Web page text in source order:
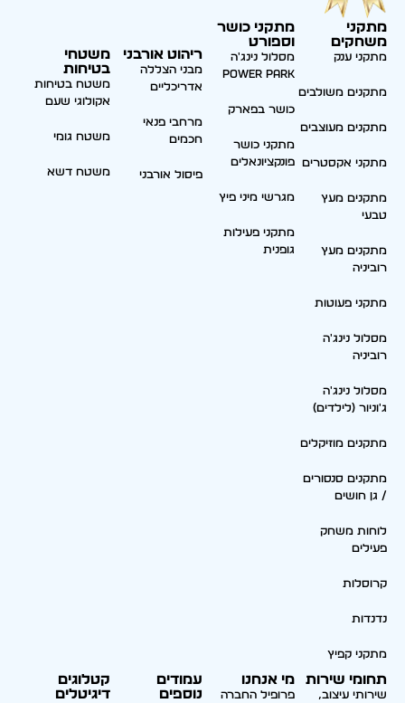
מתקני
משחקים
מתקני ענק
מתקנים משולבים
מתקנים מעוצבים
מתקני אקסטרים
מתקנים מעץ
טבעי
מתקנים מעץ
רוביניה
מתקני פעוטות
מסלול נינג'ה
רוביניה
מסלול נינג'ה
ג'וניור (לילדים)
מתקנים מוזיקלים
מתקנים סנסורים
/ גן חושים
לוחות משחק
פעילים
קרוסלות
נדנדות
מתקני קפיץ
מתקני כושר
וספורט
מסלול נינג'ה
Power park
כושר בפארק
מתקני כושר
פונקציונאלים
מגרשי מיני פיץ
מתקני פעילות
גופנית
ריהוט אורבני
מבני הצללה
אדריכליים
מרחבי פנאי
חכמים
פיסול אורבני
משטחי
בטיחות
משטח בטיחות
אקולוגי שעם
משטח גומי
משטח דשא
תחומי שירות
שירותי עיצוב,
מי אנחנו
פרופיל החברה
עמודים
נוספים
קטלוגים
דיגיטלים